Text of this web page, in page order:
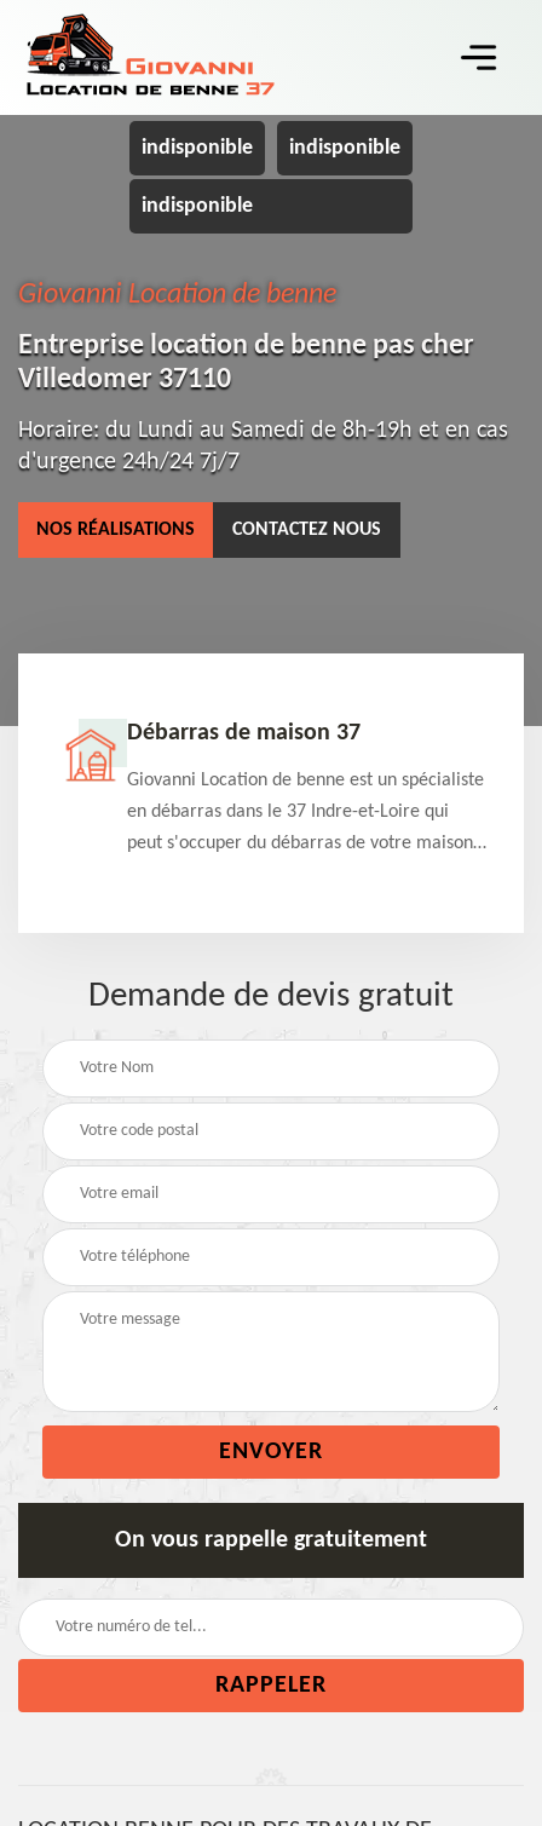
indisponible indisponible
indisponible
Giovanni Location de benne
Entreprise location de benne pas cher
Villedomer 37110
Horaire: du Lundi au Samedi de 8h-19h et en cas
d'urgence 24h/24 7j/7
NOS RÉALISATIONS CONTACTEZ NOUS
Débarras de maison 37
Giovanni Location de benne est un spécialiste
en débarras dans le 37 Indre-et-Loire qui
peut s'occuper du débarras de votre maison
Demande de devis gratuit
On vous rappelle gratuitement